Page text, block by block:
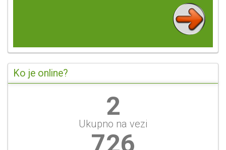
Ko je online?
2
Ukupno na vezi
778